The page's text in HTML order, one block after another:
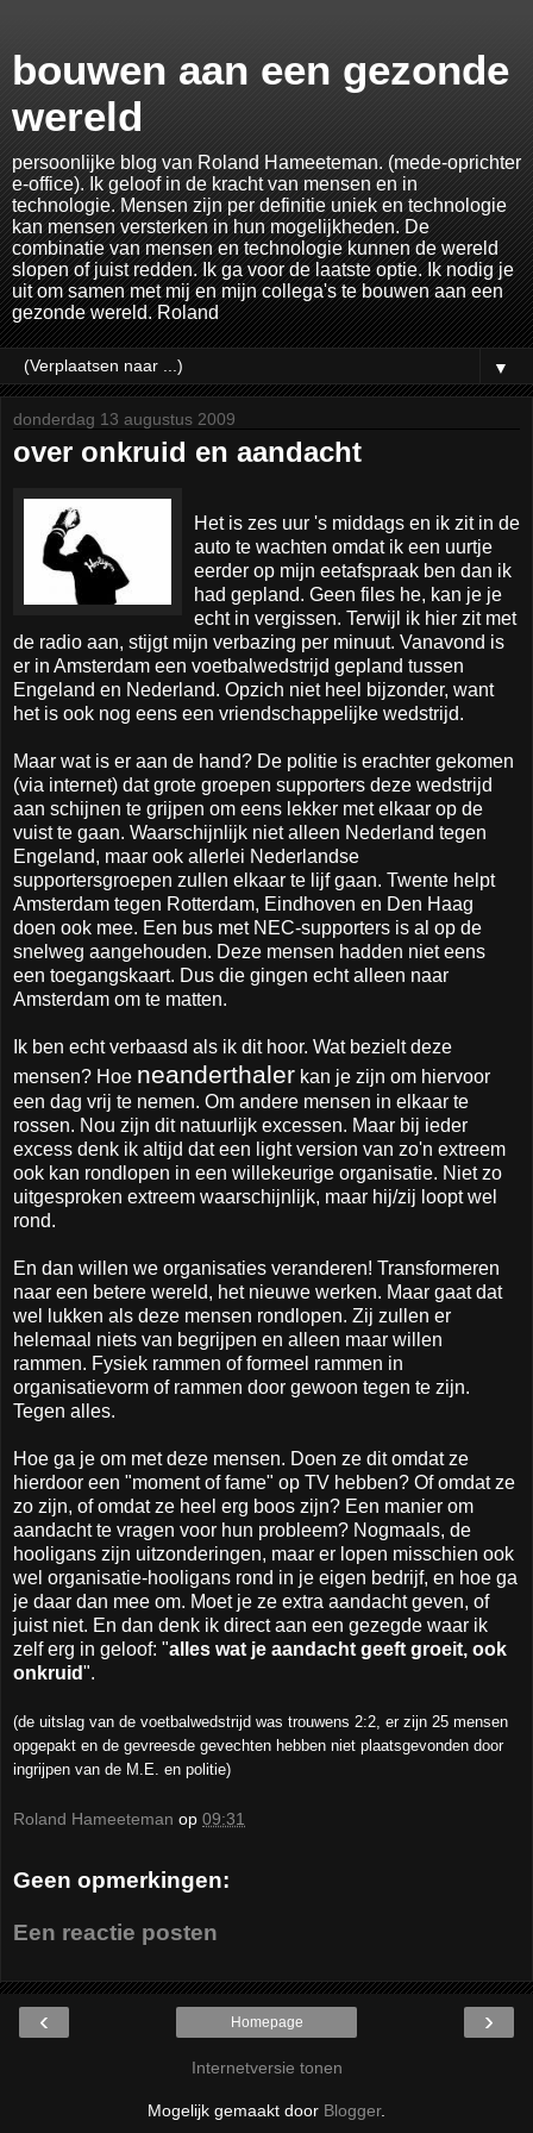
bouwen aan een gezonde
wereld
persoonlijke blog van Roland Hameeteman. (mede-oprichter
e-office). Ik geloof in de kracht van mensen en in
technologie. Mensen zijn per definitie uniek en technologie
kan mensen versterken in hun mogelijkheden. De
combinatie van mensen en technologie kunnen de wereld
slopen of juist redden. Ik ga voor de laatste optie. Ik nodig je
uit om samen met mij en mijn collega's te bouwen aan een
gezonde wereld. Roland
▼
donderdag 13 augustus 2009
over onkruid en aandacht
Het is zes uur 's middags en ik zit in de
auto te wachten omdat ik een uurtje
eerder op mijn eetafspraak ben dan ik
had gepland. Geen files he, kan je je
echt in vergissen. Terwijl ik hier zit met
de radio aan, stijgt mijn verbazing per minuut. Vanavond is
er in Amsterdam een voetbalwedstrijd gepland tussen
Engeland en Nederland. Opzich niet heel bijzonder, want
het is ook nog eens een vriendschappelijke wedstrijd.
Maar wat is er aan de hand? De politie is erachter gekomen
(via internet) dat grote groepen supporters deze wedstrijd
aan schijnen te grijpen om eens lekker met elkaar op de
vuist te gaan. Waarschijnlijk niet alleen Nederland tegen
Engeland, maar ook allerlei Nederlandse
supportersgroepen zullen elkaar te lijf gaan. Twente helpt
Amsterdam tegen Rotterdam, Eindhoven en Den Haag
doen ook mee. Een bus met NEC-supporters is al op de
snelweg aangehouden. Deze mensen hadden niet eens
een toegangskaart. Dus die gingen echt alleen naar
Amsterdam om te matten.
Ik ben echt verbaasd als ik dit hoor. Wat bezielt deze
mensen? Hoe neanderthaler kan je zijn om hiervoor
een dag vrij te nemen. Om andere mensen in elkaar te
rossen. Nou zijn dit natuurlijk excessen. Maar bij ieder
excess denk ik altijd dat een light version van zo'n extreem
ook kan rondlopen in een willekeurige organisatie. Niet zo
uitgesproken extreem waarschijnlijk, maar hij/zij loopt wel
rond.
En dan willen we organisaties veranderen! Transformeren
naar een betere wereld, het nieuwe werken. Maar gaat dat
wel lukken als deze mensen rondlopen. Zij zullen er
helemaal niets van begrijpen en alleen maar willen
rammen. Fysiek rammen of formeel rammen in
organisatievorm of rammen door gewoon tegen te zijn.
Tegen alles.
Hoe ga je om met deze mensen. Doen ze dit omdat ze
hierdoor een "moment of fame" op TV hebben? Of omdat ze
zo zijn, of omdat ze heel erg boos zijn? Een manier om
aandacht te vragen voor hun probleem? Nogmaals, de
hooligans zijn uitzonderingen, maar er lopen misschien ook
wel organisatie-hooligans rond in je eigen bedrijf, en hoe ga
je daar dan mee om. Moet je ze extra aandacht geven, of
juist niet. En dan denk ik direct aan een gezegde waar ik
zelf erg in geloof: "alles wat je aandacht geeft groeit, ook
onkruid".
(de uitslag van de voetbalwedstrijd was trouwens 2:2, er zijn 25 mensen
opgepakt en de gevreesde gevechten hebben niet plaatsgevonden door
ingrijpen van de M.E. en politie)
Roland Hameeteman op 09:31
Geen opmerkingen:
Een reactie posten
‹ ›
Homepage
Internetversie tonen
Mogelijk gemaakt door Blogger.